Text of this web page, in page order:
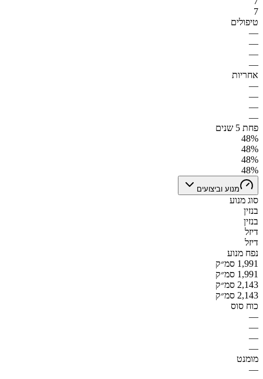
7
טיפולים
—
—
—
—
אחריות
—
—
—
—
פחת 5 שנים
48%
48%
48%
48%
מנוע וביצועים
סוג מנוע
בנזין
בנזין
דיזל
דיזל
נפח מנוע
1,991 סמ״ק
1,991 סמ״ק
2,143 סמ״ק
2,143 סמ״ק
כוח סוס
—
—
—
—
מומנט
—